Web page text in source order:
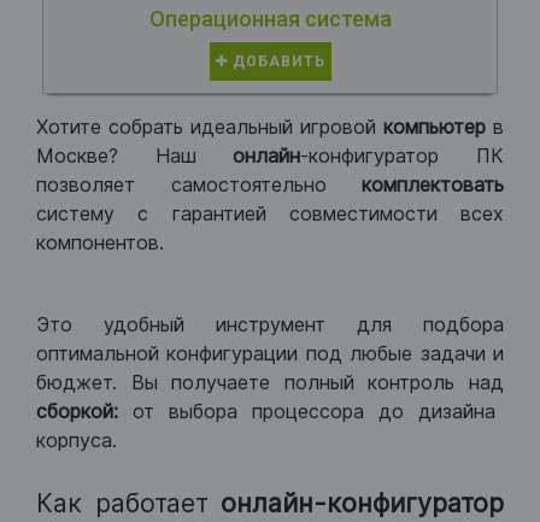
Операционная система
ДОБАВИТЬ
Хотите собрать идеальный игровой компьютер в
Москве? Нашонлайн-конфигуратор ПК
позволяет самостоятельно комплектовать
систему с гарантией совместимости всех
компонентов.
Это удобный инструмент для подбора
оптимальной конфигурации под любые задачи и
бюджет. Вы получаете полный контроль над
сборкой: от выбора процессора до дизайна
корпуса.
Как работает онлайн-конфигуратор